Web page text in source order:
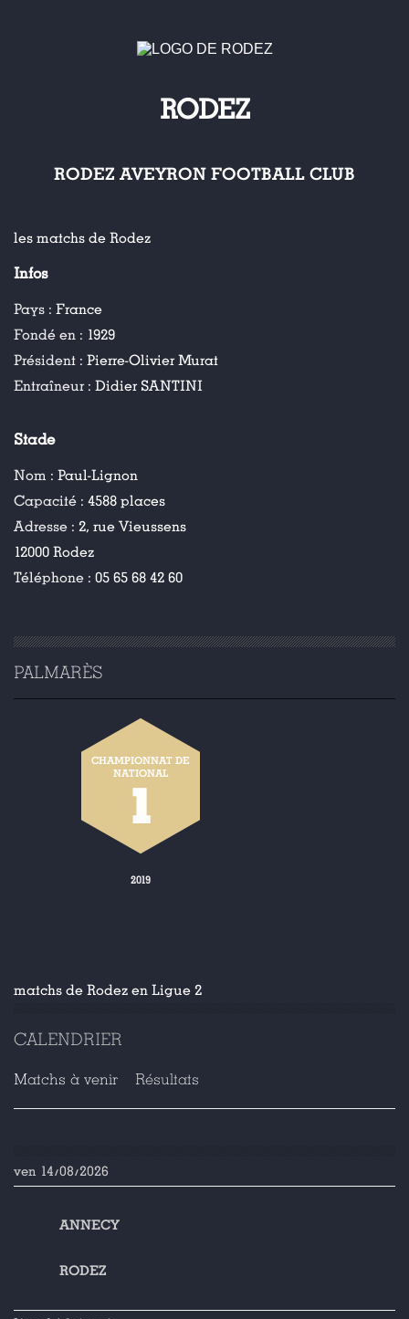
RODEZ
RODEZ AVEYRON FOOTBALL CLUB
les matchs de Rodez
Infos
Pays : France
Fondé en : 1929
Président : Pierre-Olivier Murat
Entraîneur : Didier SANTINI
Stade
Nom : Paul-Lignon
Capacité : 4588 places
Adresse : 2, rue Vieussens
12000 Rodez
Téléphone : 05 65 68 42 60
PALMARÈS
CHAMPIONNAT DE
NATIONAL
1
2019
matchs de Rodez en Ligue 2
CALENDRIER
Matchs à venir Résultats
ven 14/08/2026
ANNECY
RODEZ